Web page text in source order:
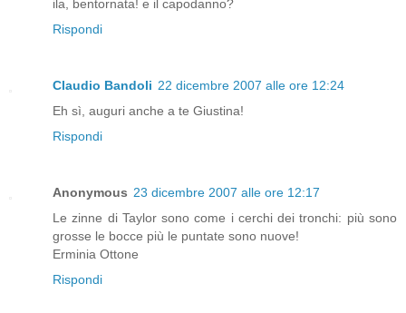
ila, bentornata! e il capodanno?
Rispondi
Claudio Bandoli 22 dicembre 2007 alle ore 12:24
Eh sì, auguri anche a te Giustina!
Rispondi
Anonymous 23 dicembre 2007 alle ore 12:17
Le zinne di Taylor sono come i cerchi dei tronchi: più sono
grosse le bocce più le puntate sono nuove!
Erminia Ottone
Rispondi